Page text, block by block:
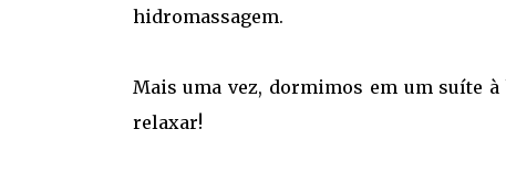
hidromassagem.
Mais uma vez, dormimos em um suíte
relaxar!